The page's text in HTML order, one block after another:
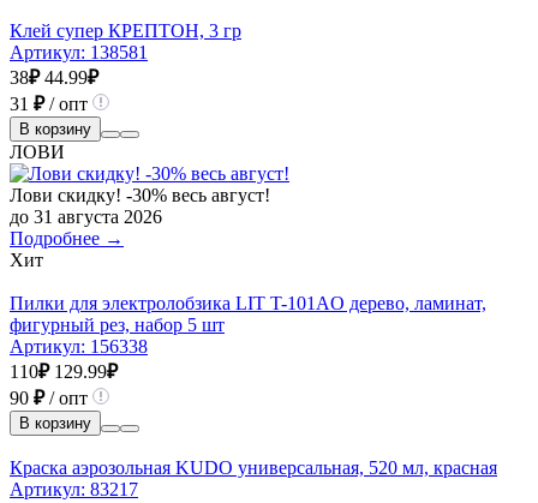
Клей супер КРЕПТОН, 3 гр
Артикул: 138581
38₽ 44.99₽
31 ₽/ опт
В корзину
ЛОВИ
Лови скидку! -30% весь август!
до 31 августа 2026
Подробнее →
Хит
Пилки для электролобзика LIT T-101AO дерево, ламинат,
фигурный рез, набор 5 шт
Артикул: 156338
110₽ 129.99₽
90 ₽/ опт
В корзину
Краска аэрозольная KUDO универсальная, 520 мл, красная
Артикул: 83217